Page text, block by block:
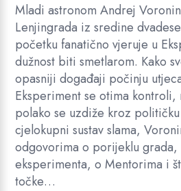
Mladi astronom Andrej
Lenjingrada iz sredine
početku fanatično vjeruje u
dužnost biti smetlarom. Kako
opasniji događaji počinju
Eksperiment se otima
polako se uzdiže kroz
cjelokupni sustav slama,
odgovorima o porijeklu grada,
eksperimenta, o Mentorima i
točke…